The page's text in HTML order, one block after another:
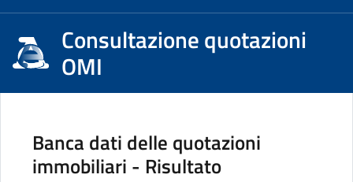
Consultazione quotazioni
OMI
Banca dati delle quotazioni
immobiliari - Risultato